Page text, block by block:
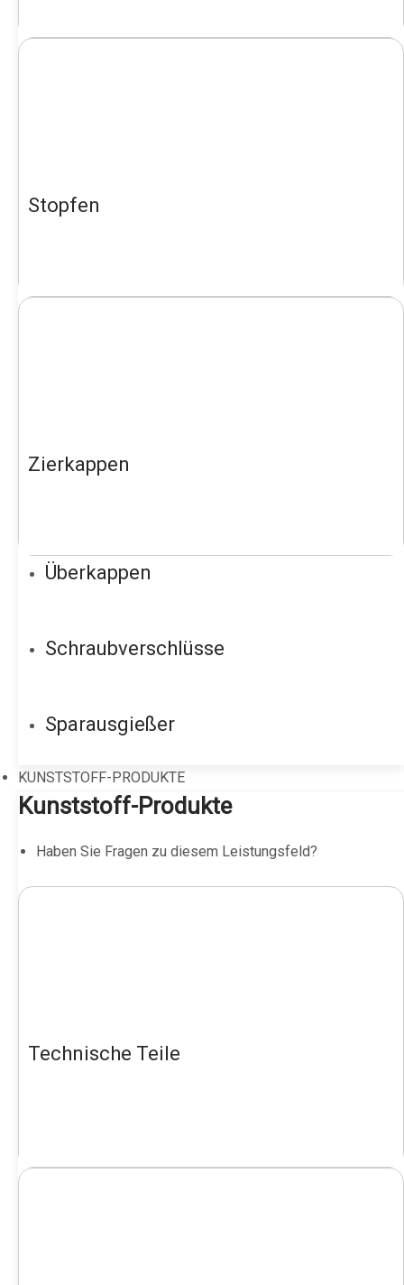
Stopfen
Zierkappen
Überkappen
Schraubverschlüsse
Sparausgießer
KUNSTSTOFF-PRODUKTE
Kunststoff-Produkte
Haben Sie Fragen zu diesem Leistungsfeld?
Technische Teile